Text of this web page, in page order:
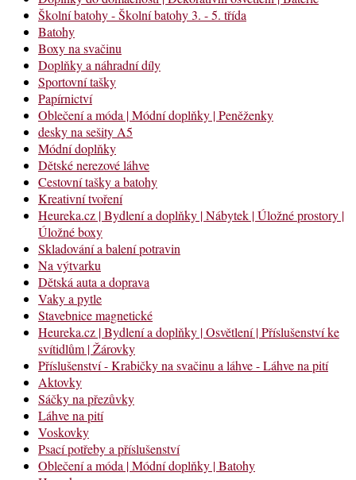
Školní batohy - Školní batohy 3. - 5. třída
Batohy
Boxy na svačinu
Doplňky a náhradní díly
Sportovní tašky
Papírnictví
Oblečení a móda | Módní doplňky | Peněženky
desky na sešity A5
Módní doplňky
Dětské nerezové láhve
Cestovní tašky a batohy
Kreativní tvoření
Heureka.cz | Bydlení a doplňky | Nábytek | Úložné prostory |
Úložné boxy
Skladování a balení potravin
Na výtvarku
Dětská auta a doprava
Vaky a pytle
Stavebnice magnetické
Heureka.cz | Bydlení a doplňky | Osvětlení | Příslušenství ke
svítidlům | Žárovky
Příslušenství - Krabičky na svačinu a láhve - Láhve na pití
Aktovky
Sáčky na přezůvky
Láhve na pití
Voskovky
Psací potřeby a příslušenství
Oblečení a móda | Módní doplňky | Batohy